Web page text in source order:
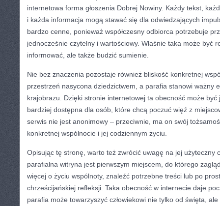
internetowa forma głoszenia Dobrej Nowiny. Każdy tekst,
i każda informacja mogą stawać się dla odwiedzających
bardzo cenne, ponieważ współczesny odbiorca potrzebuje
jednocześnie czytelny i wartościowy. Właśnie taka może być
informować, ale także budzić sumienie.
Nie bez znaczenia pozostaje również bliskość konkretnej
przestrzeń nasycona dziedzictwem, a parafia stanowi ważny
krajobrazu. Dzięki stronie internetowej ta obecność może być
bardziej dostępna dla osób, które chcą poczuć więź z
serwis nie jest anonimowy – przeciwnie, ma on swój
konkretnej wspólnocie i jej codziennym życiu.
Opisując tę stronę, warto też zwrócić uwagę na jej użyteczny
parafialna witryna jest pierwszym miejscem, do którego
więcej o życiu wspólnoty, znaleźć potrzebne treści lub po
chrześcijańskiej refleksji. Taka obecność w internecie daje
parafia może towarzyszyć człowiekowi nie tylko od święta, ale